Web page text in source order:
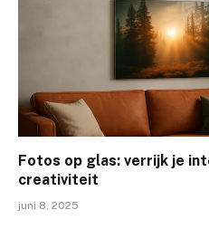
Fotos op glas: verrijk je
creativiteit
juni 8, 2025